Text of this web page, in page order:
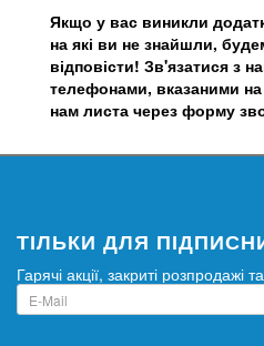
Якщо у вас виникли
на які ви не знайшли,
відповісти! Зв'язатися з
телефонами, вказаними
нам листа через форму
ТІЛЬКИ ДЛЯ
Гарячі акції, закриті розпродажі